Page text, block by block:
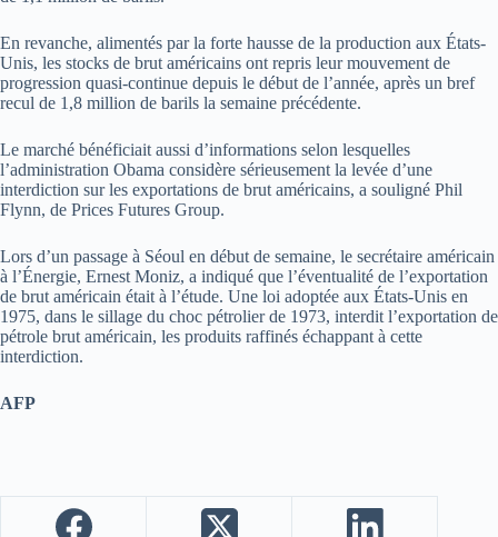
En revanche, alimentés par la forte hausse de la production aux États-
Unis, les stocks de brut américains ont repris leur mouvement de
progression quasi-continue depuis le début de l’année, après un bref
recul de 1,8 million de barils la semaine précédente.
Le marché bénéficiait aussi d’informations selon lesquelles
l’administration Obama considère sérieusement la levée d’une
interdiction sur les exportations de brut américains, a souligné Phil
Flynn, de Prices Futures Group.
Lors d’un passage à Séoul en début de semaine, le secrétaire américain
à l’Énergie, Ernest Moniz, a indiqué que l’éventualité de l’exportation
de brut américain était à l’étude. Une loi adoptée aux États-Unis en
1975, dans le sillage du choc pétrolier de 1973, interdit l’exportation de
pétrole brut américain, les produits raffinés échappant à cette
interdiction.
AFP